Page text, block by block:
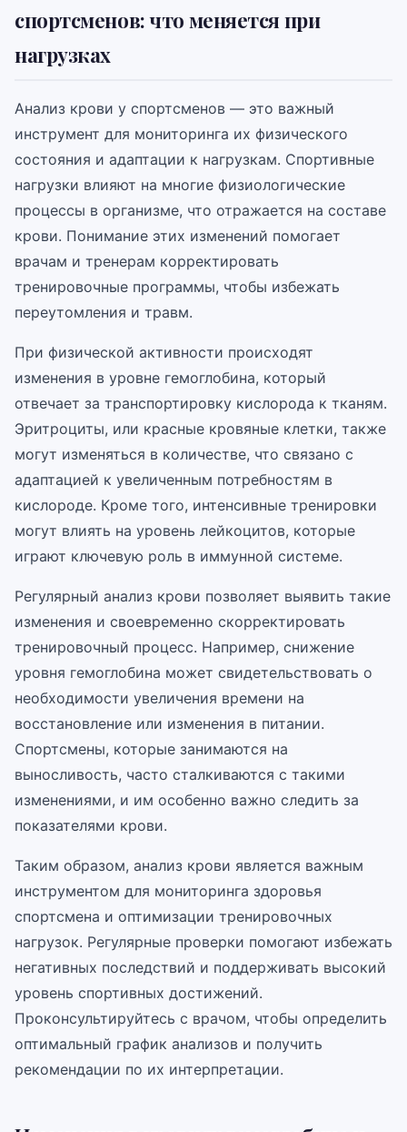
спортсменов: что меняется при
нагрузках
Анализ крови у спортсменов — это важный
инструмент для мониторинга их физического
состояния и адаптации к нагрузкам. Спортивные
нагрузки влияют на многие физиологические
процессы в организме, что отражается на составе
крови. Понимание этих изменений помогает
врачам и тренерам корректировать
тренировочные программы, чтобы избежать
переутомления и травм.
При физической активности происходят
изменения в уровне гемоглобина, который
отвечает за транспортировку кислорода к тканям.
Эритроциты, или красные кровяные клетки, также
могут изменяться в количестве, что связано с
адаптацией к увеличенным потребностям в
кислороде. Кроме того, интенсивные тренировки
могут влиять на уровень лейкоцитов, которые
играют ключевую роль в иммунной системе.
Регулярный анализ крови позволяет выявить такие
изменения и своевременно скорректировать
тренировочный процесс. Например, снижение
уровня гемоглобина может свидетельствовать о
необходимости увеличения времени на
восстановление или изменения в питании.
Спортсмены, которые занимаются на
выносливость, часто сталкиваются с такими
изменениями, и им особенно важно следить за
показателями крови.
Таким образом, анализ крови является важным
инструментом для мониторинга здоровья
спортсмена и оптимизации тренировочных
нагрузок. Регулярные проверки помогают избежать
негативных последствий и поддерживать высокий
уровень спортивных достижений.
Проконсультируйтесь с врачом, чтобы определить
оптимальный график анализов и получить
рекомендации по их интерпретации.